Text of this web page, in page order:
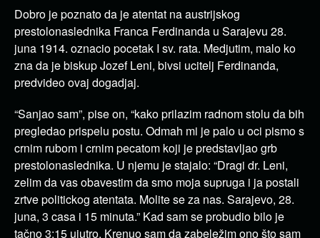
Dobro je poznato da je atentat na austrijskog
prestolonaslednika Franca Ferdinanda u Sarajevu 28.
juna 1914. oznacio pocetak I sv. rata. Medjutim, malo ko
zna da je biskup Jozef Leni, bivsi ucitelj Ferdinanda,
predvideo ovaj dogadjaj.
“Sanjao sam”, pise on, “kako prilazim radnom stolu da bih
pregledao prispelu postu. Odmah mi je palo u oci pismo s
crnim rubom i crnim pecatom koji je predstavljao grb
prestolonaslednika. U njemu je stajalo: “Dragi dr. Leni,
zelim da vas obavestim da smo moja supruga i ja postali
zrtve politickog atentata. Molite se za nas. Sarajevo, 28.
juna, 3 casa i 15 minuta.” Kad sam se probudio bilo je
tačno 3:15 ujutro. Krenuo sam da zabeležim ono što sam